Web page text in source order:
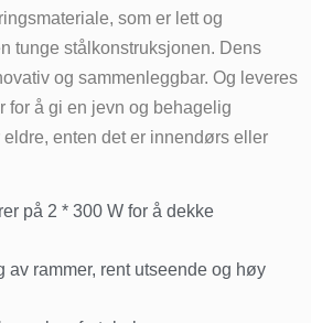
som er lett og
tunge stålkonstruksjonen. Dens
og sammenleggbar. Og leveres
for å gi en jevn og behagelig
enten det er innendørs eller
på 2 * 300 W for å dekke
rammer, rent utseende og høy